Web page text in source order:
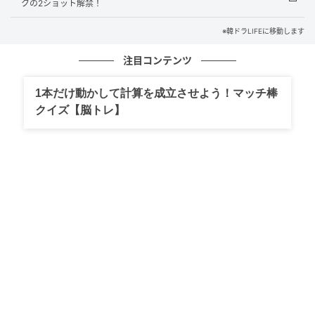
クの2ショット解禁！
※韓ドラLIFEに移動します
注目コンテンツ
1本だけ動かして計算を成立させよう！マッチ棒
クイズ【脳トレ】